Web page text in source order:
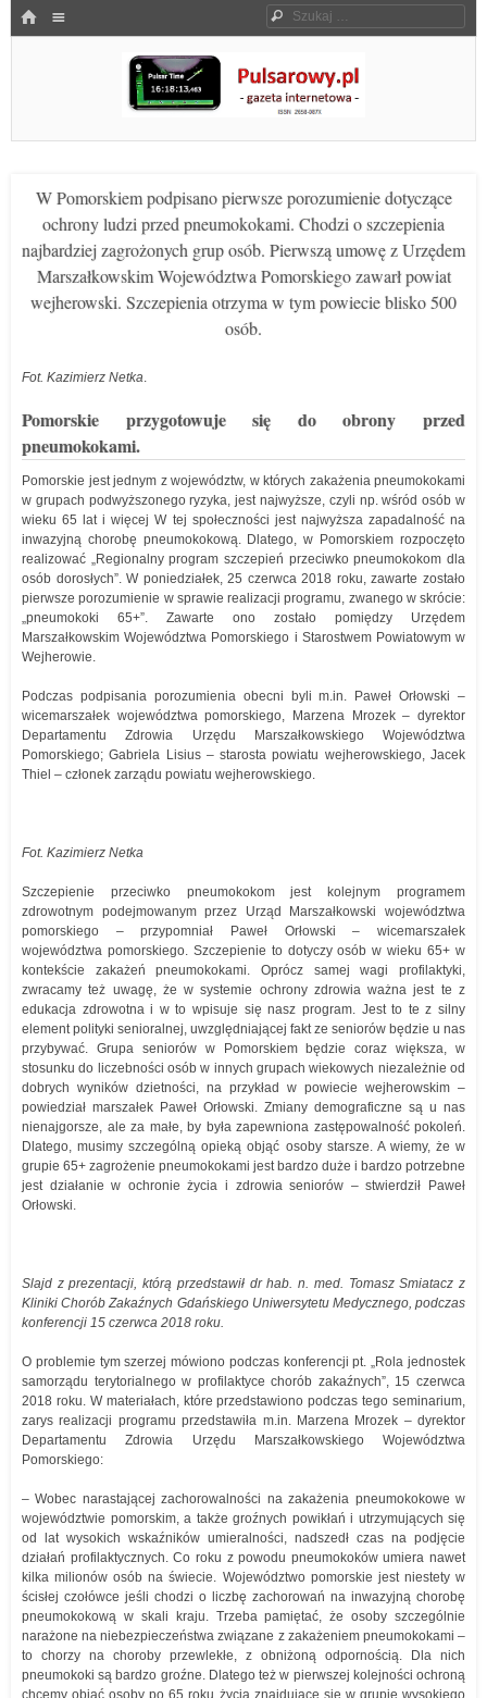
HOME Szukaj
Pulsarowy.pl
W Pomorskiem podpisano pierwsze porozumienie dotyczące
ochrony ludzi przed pneumokokami. Chodzi o szczepienia
najbardziej zagrożonych grup osób. Pierwszą umowę z Urzędem
Marszałkowskim Województwa Pomorskiego zawarł powiat
wejherowski. Szczepienia otrzyma w tym powiecie blisko 500
osób.
Fot. Kazimierz Netka.
Pomorskie przygotowuje się do obrony przed
pneumokokami.
Pomorskie jest jednym z województw, w których zakażenia pneumokokami
w grupach podwyższonego ryzyka, jest najwyższe, czyli np. wśród osób w
wieku 65 lat i więcej W tej społeczności jest najwyższa zapadalność na
inwazyjną chorobę pneumokokową. Dlatego, w Pomorskiem rozpoczęto
realizować „Regionalny program szczepień przeciwko pneumokokom dla
osób dorosłych”. W poniedziałek, 25 czerwca 2018 roku, zawarte zostało
pierwsze porozumienie w sprawie realizacji programu, zwanego w skrócie:
„pneumokoki 65+”. Zawarte ono zostało pomiędzy Urzędem
Marszałkowskim Województwa Pomorskiego i Starostwem Powiatowym w
Wejherowie.
Podczas podpisania porozumienia obecni byli m.in. Paweł Orłowski –
wicemarszałek województwa pomorskiego, Marzena Mrozek – dyrektor
Departamentu Zdrowia Urzędu Marszałkowskiego Województwa
Pomorskiego; Gabriela Lisius – starosta powiatu wejherowskiego, Jacek
Thiel – członek zarządu powiatu wejherowskiego.
Fot. Kazimierz Netka
Szczepienie przeciwko pneumokokom jest kolejnym programem
zdrowotnym podejmowanym przez Urząd Marszałkowski województwa
pomorskiego – przypomniał Paweł Orłowski – wicemarszałek
województwa pomorskiego. Szczepienie to dotyczy osób w wieku 65+ w
kontekście zakażeń pneumokokami. Oprócz samej wagi profilaktyki,
zwracamy też uwagę, że w systemie ochrony zdrowia ważna jest te z
edukacja zdrowotna i w to wpisuje się nasz program. Jest to te z silny
element polityki senioralnej, uwzględniającej fakt ze seniorów będzie u nas
przybywać. Grupa seniorów w Pomorskiem będzie coraz większa, w
stosunku do liczebności osób w innych grupach wiekowych niezależnie od
dobrych wyników dzietności, na przykład w powiecie wejherowskim –
powiedział marszałek Paweł Orłowski. Zmiany demograficzne są u nas
nienajgorsze, ale za małe, by była zapewniona zastępowalność pokoleń.
Dlatego, musimy szczególną opieką objąć osoby starsze. A wiemy, że w
grupie 65+ zagrożenie pneumokokami jest bardzo duże i bardzo potrzebne
jest działanie w ochronie życia i zdrowia seniorów – stwierdził Paweł
Orłowski.
Slajd z prezentacji, którą przedstawił dr hab. n. med. Tomasz Smiatacz z
Kliniki Chorób Zakaźnych Gdańskiego Uniwersytetu Medycznego, podczas
konferencji 15 czerwca 2018 roku.
O problemie tym szerzej mówiono podczas konferencji pt. „Rola jednostek
samorządu terytorialnego w profilaktyce chorób zakaźnych”, 15 czerwca
2018 roku. W materiałach, które przedstawiono podczas tego seminarium,
zarys realizacji programu przedstawiła m.in. Marzena Mrozek – dyrektor
Departamentu Zdrowia Urzędu Marszałkowskiego Województwa
Pomorskiego:
– Wobec narastającej zachorowalności na zakażenia pneumokokowe w
województwie pomorskim, a także groźnych powikłań i utrzymujących się
od lat wysokich wskaźników umieralności, nadszedł czas na podjęcie
działań profilaktycznych. Co roku z powodu pneumokoków umiera nawet
kilka milionów osób na świecie. Województwo pomorskie jest niestety w
ścisłej czołówce jeśli chodzi o liczbę zachorowań na inwazyjną chorobę
pneumokokową w skali kraju. Trzeba pamiętać, że osoby szczególnie
narażone na niebezpieczeństwa związane z zakażeniem pneumokokami –
to chorzy na choroby przewlekłe, z obniżoną odpornością. Dla nich
pneumokoki są bardzo groźne. Dlatego też w pierwszej kolejności ochroną
chcemy objąć osoby po 65 roku życia znajdujące się w grupie wysokiego